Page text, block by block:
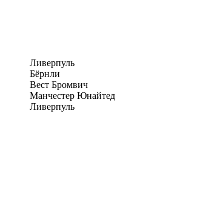
Ливерпуль
Бёрнли
Вест Бромвич
Манчестер Юнайтед
Ливерпуль